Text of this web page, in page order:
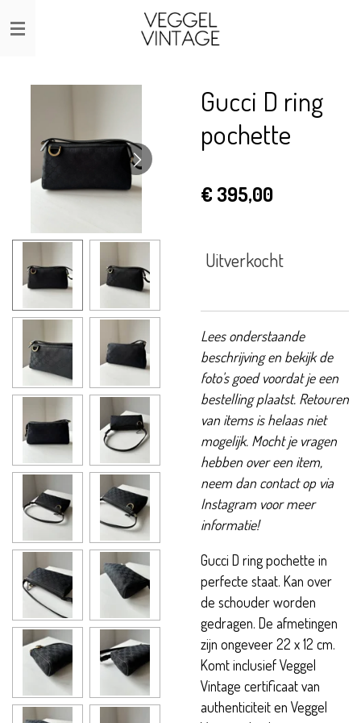
Ga
direct
Gucci D ring
pochette
€ 395,00
Uitverkocht
Lees onderstaande
beschrijving en bekijk de
foto's goed voordat je een
bestelling plaatst. Retouren
van items is helaas niet
mogelijk. Mocht je vragen
hebben over een item,
neem dan contact op via
Instagram voor meer
informatie!
Gucci D ring pochette in
perfecte staat. Kan over
de schouder worden
gedragen. De afmetingen
zijn ongeveer 22 x 12 cm.
Komt inclusief Veggel
Vintage certificaat van
authenticiteit en Veggel